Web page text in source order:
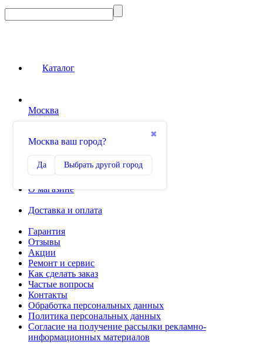
Каталог
Москва
✖
Москва ваш город?
Да Выбрать другой город
0
Избранное
О магазине
Доставка и оплата
Гарантия
Отзывы
Акции
Ремонт и сервис
Как сделать заказ
Частые вопросы
Контакты
Обработка персональных данных
Политика персональных данных
Согласие на получение рассылки рекламно-
информационных материалов